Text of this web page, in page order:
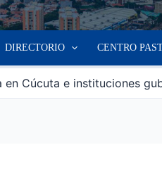
DIRECTORIO CENTRO
en Cúcuta e instituciones